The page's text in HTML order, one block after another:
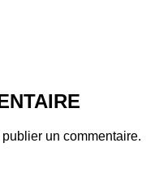
publier un commentaire.